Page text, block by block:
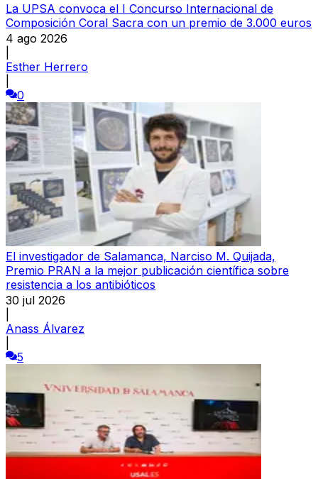
La UPSA convoca el I Concurso Internacional de
Composición Coral Sacra con un premio de 3.000 euros
4 ago 2026
Esther Herrero
0
El investigador de Salamanca, Narciso M. Quijada,
Premio PRAN a la mejor publicación científica sobre
resistencia a los antibióticos
30 jul 2026
Anass Álvarez
5